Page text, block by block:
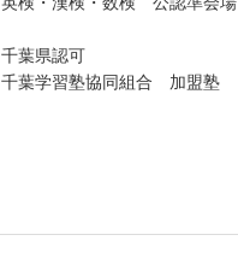
千葉県認可
千葉学習塾協同組合 加盟塾